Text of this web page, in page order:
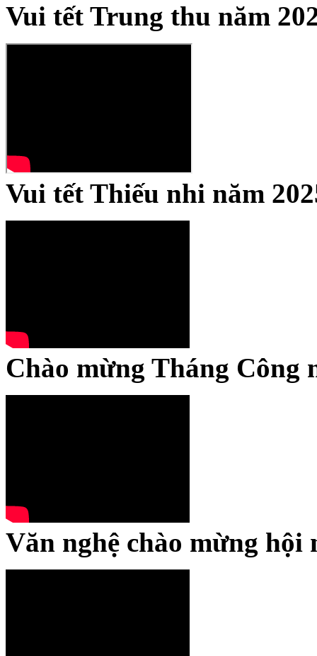
Vui tết Trung thu năm
Vui tết Thiếu nhi năm
Chào mừng Tháng Công
Văn nghệ chào mừng hội